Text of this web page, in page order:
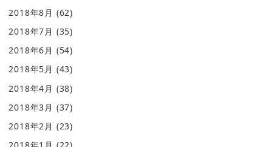
2018年8月 (62)
2018年7月 (35)
2018年6月 (54)
2018年5月 (43)
2018年4月 (38)
2018年3月 (37)
2018年2月 (23)